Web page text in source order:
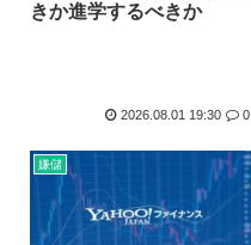
きか進学するべきか
2026.08.01 19:30 0
嫌儲